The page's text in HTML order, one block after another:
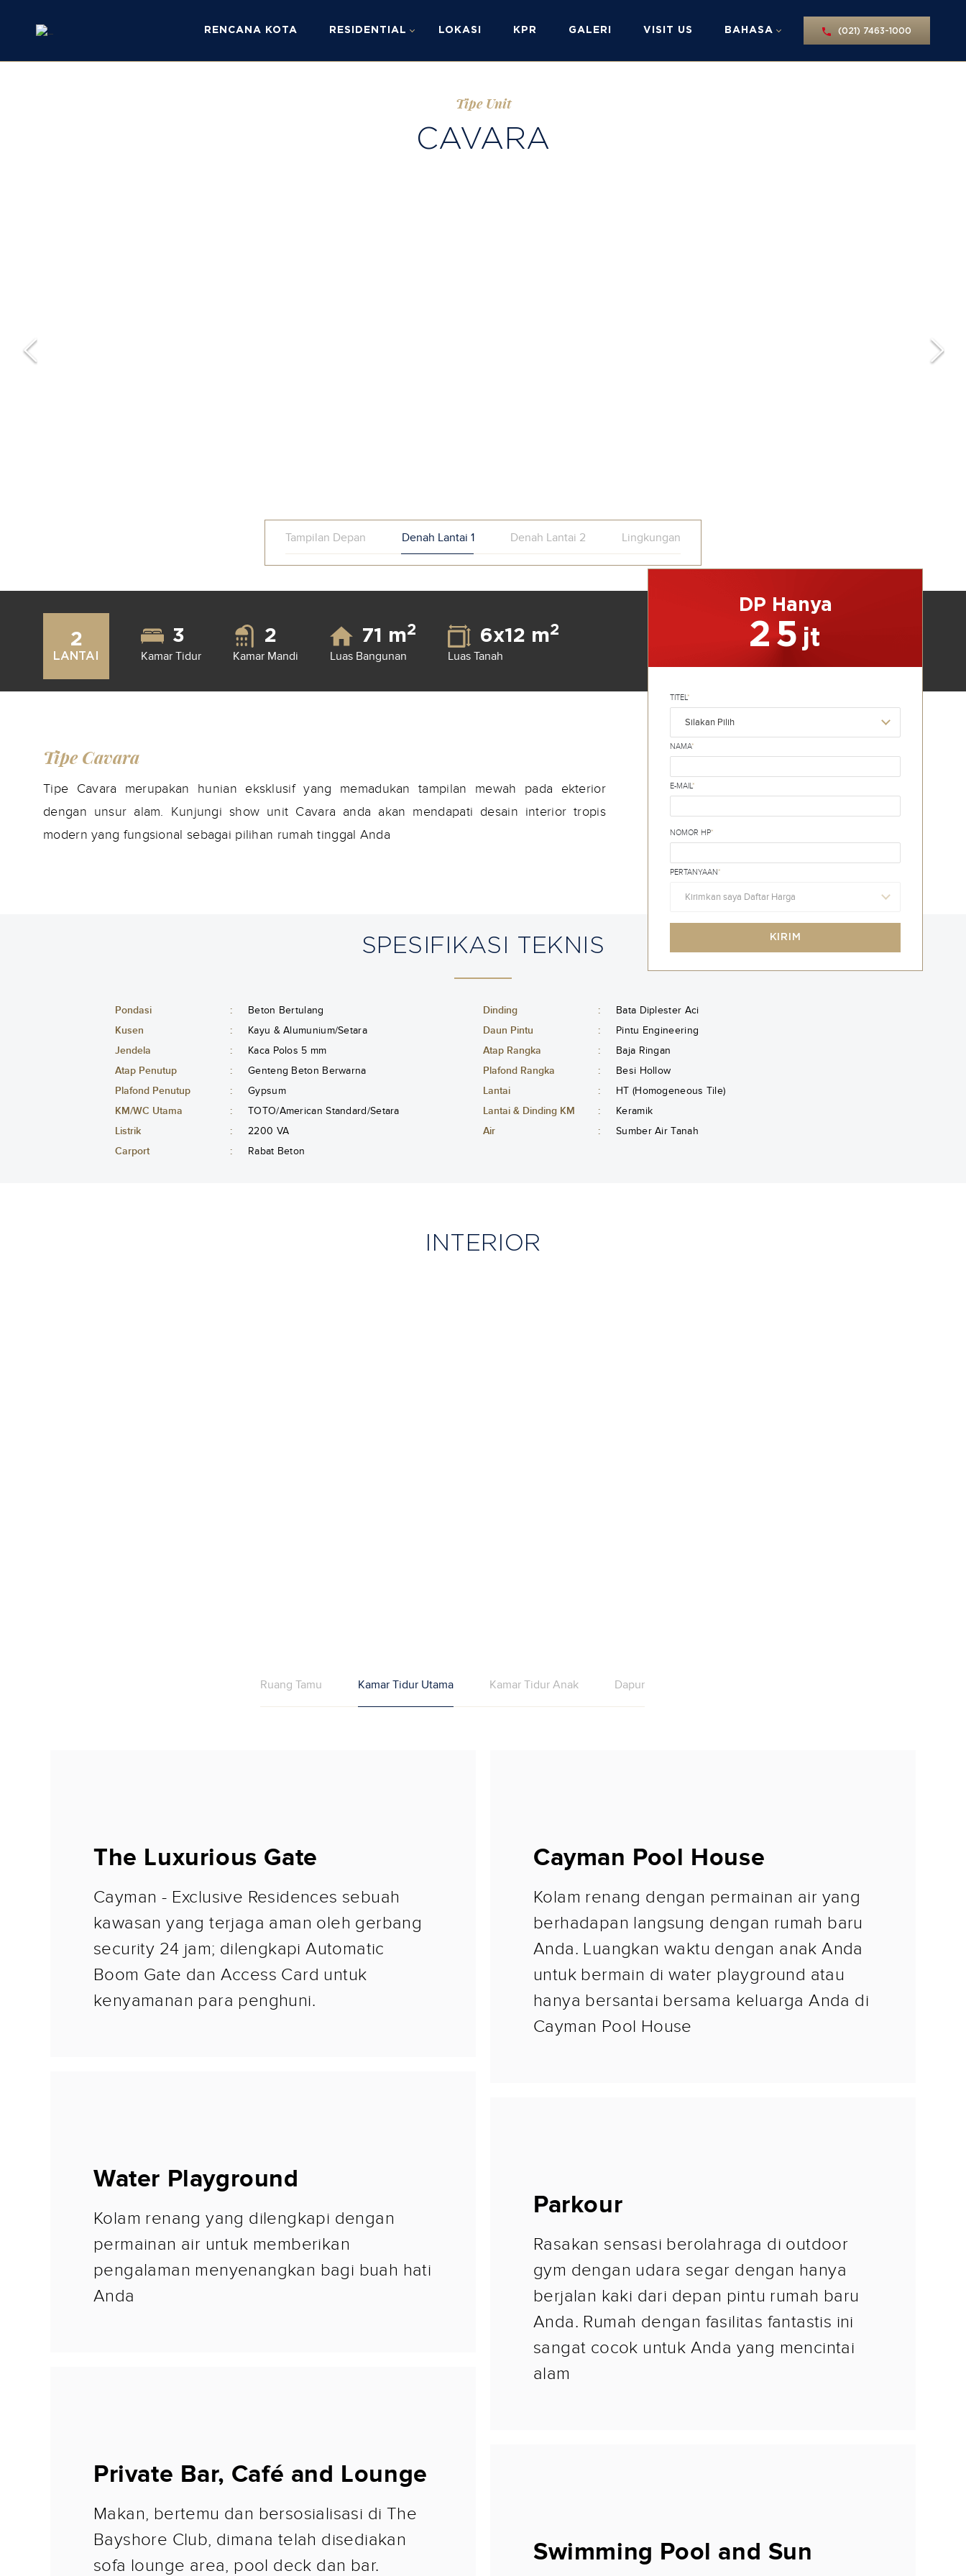
RENCANA KOTA RESIDENTIAL LOKASI KPR GALERI VISIT US BAHASA (021) 7463-1000
Tipe Unit
CAVARA
Tampilan Depan Denah Lantai 1 Denah Lantai 2 Lingkungan
2
LANTAI
3
Kamar Tidur
2
Kamar Mandi
71 m2
Luas Bangunan
6x12 m2
Luas Tanah
DP Hanya
25 jt
TITEL*
Silakan Pilih
NAMA*
E-MAIL*
NOMOR HP*
PERTANYAAN*
Kirimkan saya Daftar Harga
KIRIM
Tipe Cavara
Tipe Cavara merupakan hunian eksklusif yang memadukan tampilan mewah pada ekterior
dengan unsur alam. Kunjungi show unit Cavara anda akan mendapati desain interior tropis
modern yang fungsional sebagai pilihan rumah tinggal Anda
SPESIFIKASI TEKNIS
Pondasi : Beton Bertulang Dinding :
Bata Diplester Aci
Kusen
: Kayu & Alumunium/Setara Daun Pintu :
Pintu Engineering
Jendela
: Kaca Polos 5 mm Atap Rangka :
Baja Ringan
Atap Penutup
: Genteng Beton Berwarna Plafond Rangka :
Besi Hollow
Plafond Penutup
: Gypsum Lantai :
HT (Homogeneous Tile)
KM/WC Utama
: TOTO/American Standard/Setara Lantai & Dinding KM :
Keramik
Listrik
: 2200 VA Air :
Sumber Air Tanah
Carport
: Rabat Beton
INTERIOR
Ruang Tamu Kamar Tidur Utama Kamar Tidur Anak Dapur
The Luxurious Gate
Cayman - Exclusive Residences sebuah
kawasan yang terjaga aman oleh gerbang
security 24 jam; dilengkapi Automatic
Boom Gate dan Access Card untuk
kenyamanan para penghuni.
Water Playground
Kolam renang yang dilengkapi dengan
permainan air untuk memberikan
pengalaman menyenangkan bagi buah hati
Anda
Private Bar, Café and Lounge
Makan, bertemu dan bersosialisasi di The
Bayshore Club, dimana telah disediakan
sofa lounge area, pool deck dan bar.
Cayman Pool House
Kolam renang dengan permainan air yang
berhadapan langsung dengan rumah baru
Anda. Luangkan waktu dengan anak Anda
untuk bermain di water playground atau
hanya bersantai bersama keluarga Anda di
Cayman Pool House
Parkour
Rasakan sensasi berolahraga di outdoor
gym dengan udara segar dengan hanya
berjalan kaki dari depan pintu rumah baru
Anda. Rumah dengan fasilitas fantastis ini
sangat cocok untuk Anda yang mencintai
alam
Swimming Pool and Sun